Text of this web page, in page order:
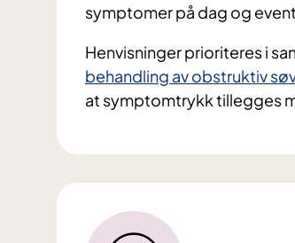
symptomer på dag og
Henvisninger prioriteres i
behandling av obstruktiv
at symptomtrykk tillegges